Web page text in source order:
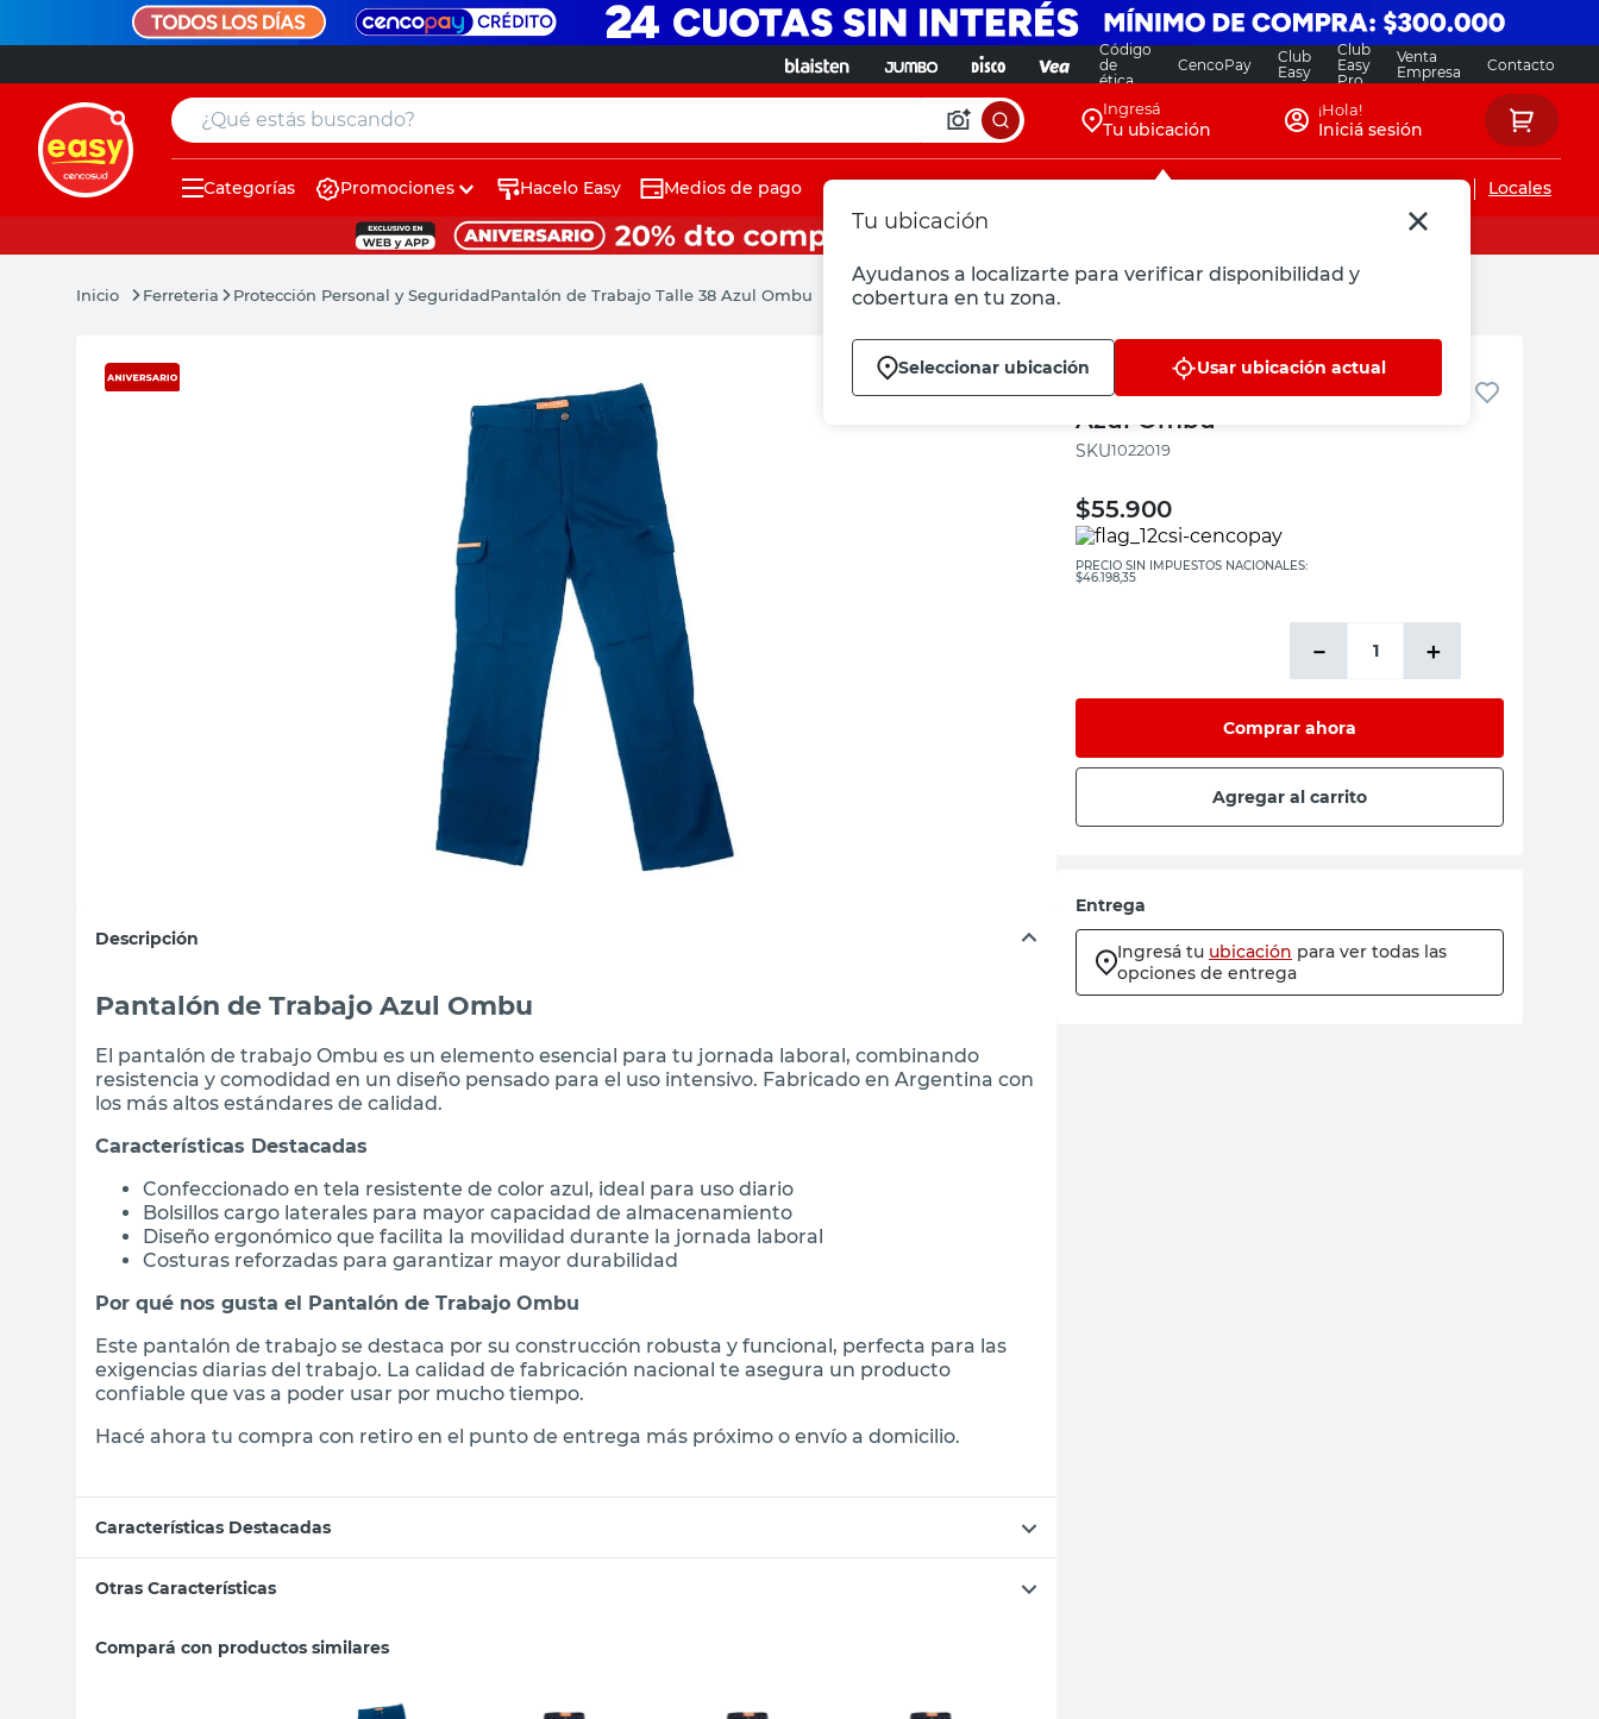
Código
de
ética
CencoPay
Club
Easy
Club
Easy
Pro
Venta
Empresa
Contacto
¿Qué estás buscando? Ingresá
Tu ubicación
Tu ubicación
Ayudanos a localizarte para verificar disponibilidad y
cobertura en tu zona.
Seleccionar ubicación Usar ubicación actual
¡Hola!
Iniciá sesión
Categorías Promociones Hacelo Easy Medios de pago Servicios de instalaciones Locales
Ferreteria Protección Personal y SeguridadPantalón de Trabajo Talle 38 Azul Ombu
Descripción
Pantalón de Trabajo Azul Ombu
El pantalón de trabajo Ombu es un elemento esencial para tu jornada laboral, combinando
resistencia y comodidad en un diseño pensado para el uso intensivo. Fabricado en Argentina con
los más altos estándares de calidad.
Características Destacadas
Confeccionado en tela resistente de color azul, ideal para uso diario
Bolsillos cargo laterales para mayor capacidad de almacenamiento
Diseño ergonómico que facilita la movilidad durante la jornada laboral
Costuras reforzadas para garantizar mayor durabilidad
Por qué nos gusta el Pantalón de Trabajo Ombu
Este pantalón de trabajo se destaca por su construcción robusta y funcional, perfecta para las
exigencias diarias del trabajo. La calidad de fabricación nacional te asegura un producto
confiable que vas a poder usar por mucho tiempo.
Hacé ahora tu compra con retiro en el punto de entrega más próximo o envío a domicilio.
Características Destacadas
Otras Características
Compará con productos similares
Ombu
Pantalón de Trabajo Talle 38
Azul Ombu
:1022019
$55.900
PRECIO SIN IMPUESTOS NACIONALES:
$46.198,35
＋
－
Comprar ahora
Agregar al carrito
Entrega
Ingresá tu ubicación para ver todas las
opciones de entrega
muebles